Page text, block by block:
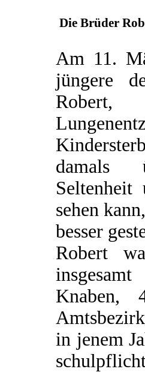
Die Brüder
Am 11.
jüngere
damals
sehen
besser
Robert
Knaben,
in jenem